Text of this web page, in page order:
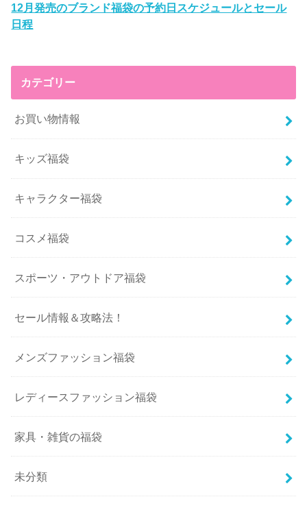
12月発売のブランド福袋の予約日スケジュールとセール
日程
カテゴリー
お買い物情報
キッズ福袋
キャラクター福袋
コスメ福袋
スポーツ・アウトドア福袋
セール情報＆攻略法！
メンズファッション福袋
レディースファッション福袋
家具・雑貨の福袋
未分類